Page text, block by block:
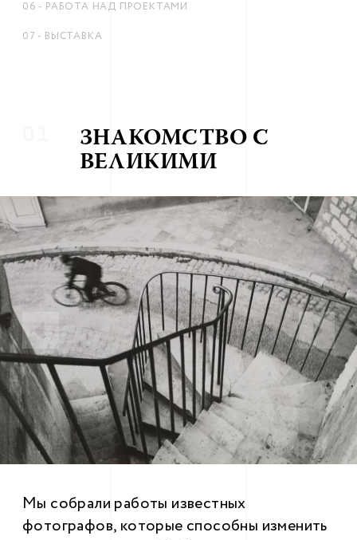
06 - РАБОТА НАД ПРОЕКТАМИ
07 - ВЫСТАВКА
ЗНАКОМСТВО С
ВЕЛИКИМИ
Мы собрали работы известных
фотографов, которые способны изменить